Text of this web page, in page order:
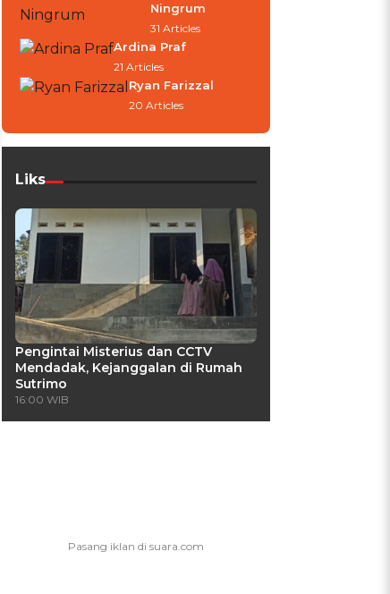
Ningrum
31 Articles
Ardina Praf
21 Articles
Ryan Farizzal
20 Articles
Liks
Pengintai Misterius dan CCTV
Mendadak, Kejanggalan di Rumah
Sutrimo
16:00 WIB